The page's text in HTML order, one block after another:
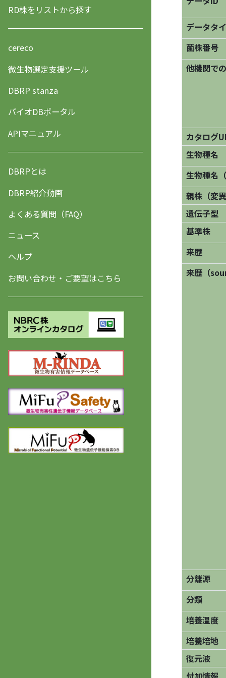
RD株をリストから探す
cereco
微生物選定支援ツール
DBRP stanza
バイオDBポータル
APIマニュアル
DBRPとは
DBRP紹介動画
よくある質問（FAQ）
ニュース
ヘルプ
お問い合わせ・ご要望はこちら
データタ
菌株番号
他機関で
カタログ
生物種名
生物種名
親株（変
遺伝子型
基準株
来歴
来歴（
分離源
分類
培養温度
培養培地
復元液